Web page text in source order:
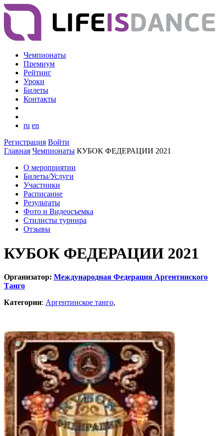
Чемпионаты
Премиум
Рейтинг
Уроки
Билеты
Контакты
ru en
Регистрация Войти
Главная Чемпионаты КУБОК ФЕДЕРАЦИИ 2021
О мероприятии
Билеты/Услуги
Участники
Расписание
Результаты
Фото и Видеосъемка
Стилисты турнира
Отзывы
КУБОК ФЕДЕРАЦИИ 2021
Организатор: Международная Федерация Аргентинского
Танго
Категории: Аргентинское танго,